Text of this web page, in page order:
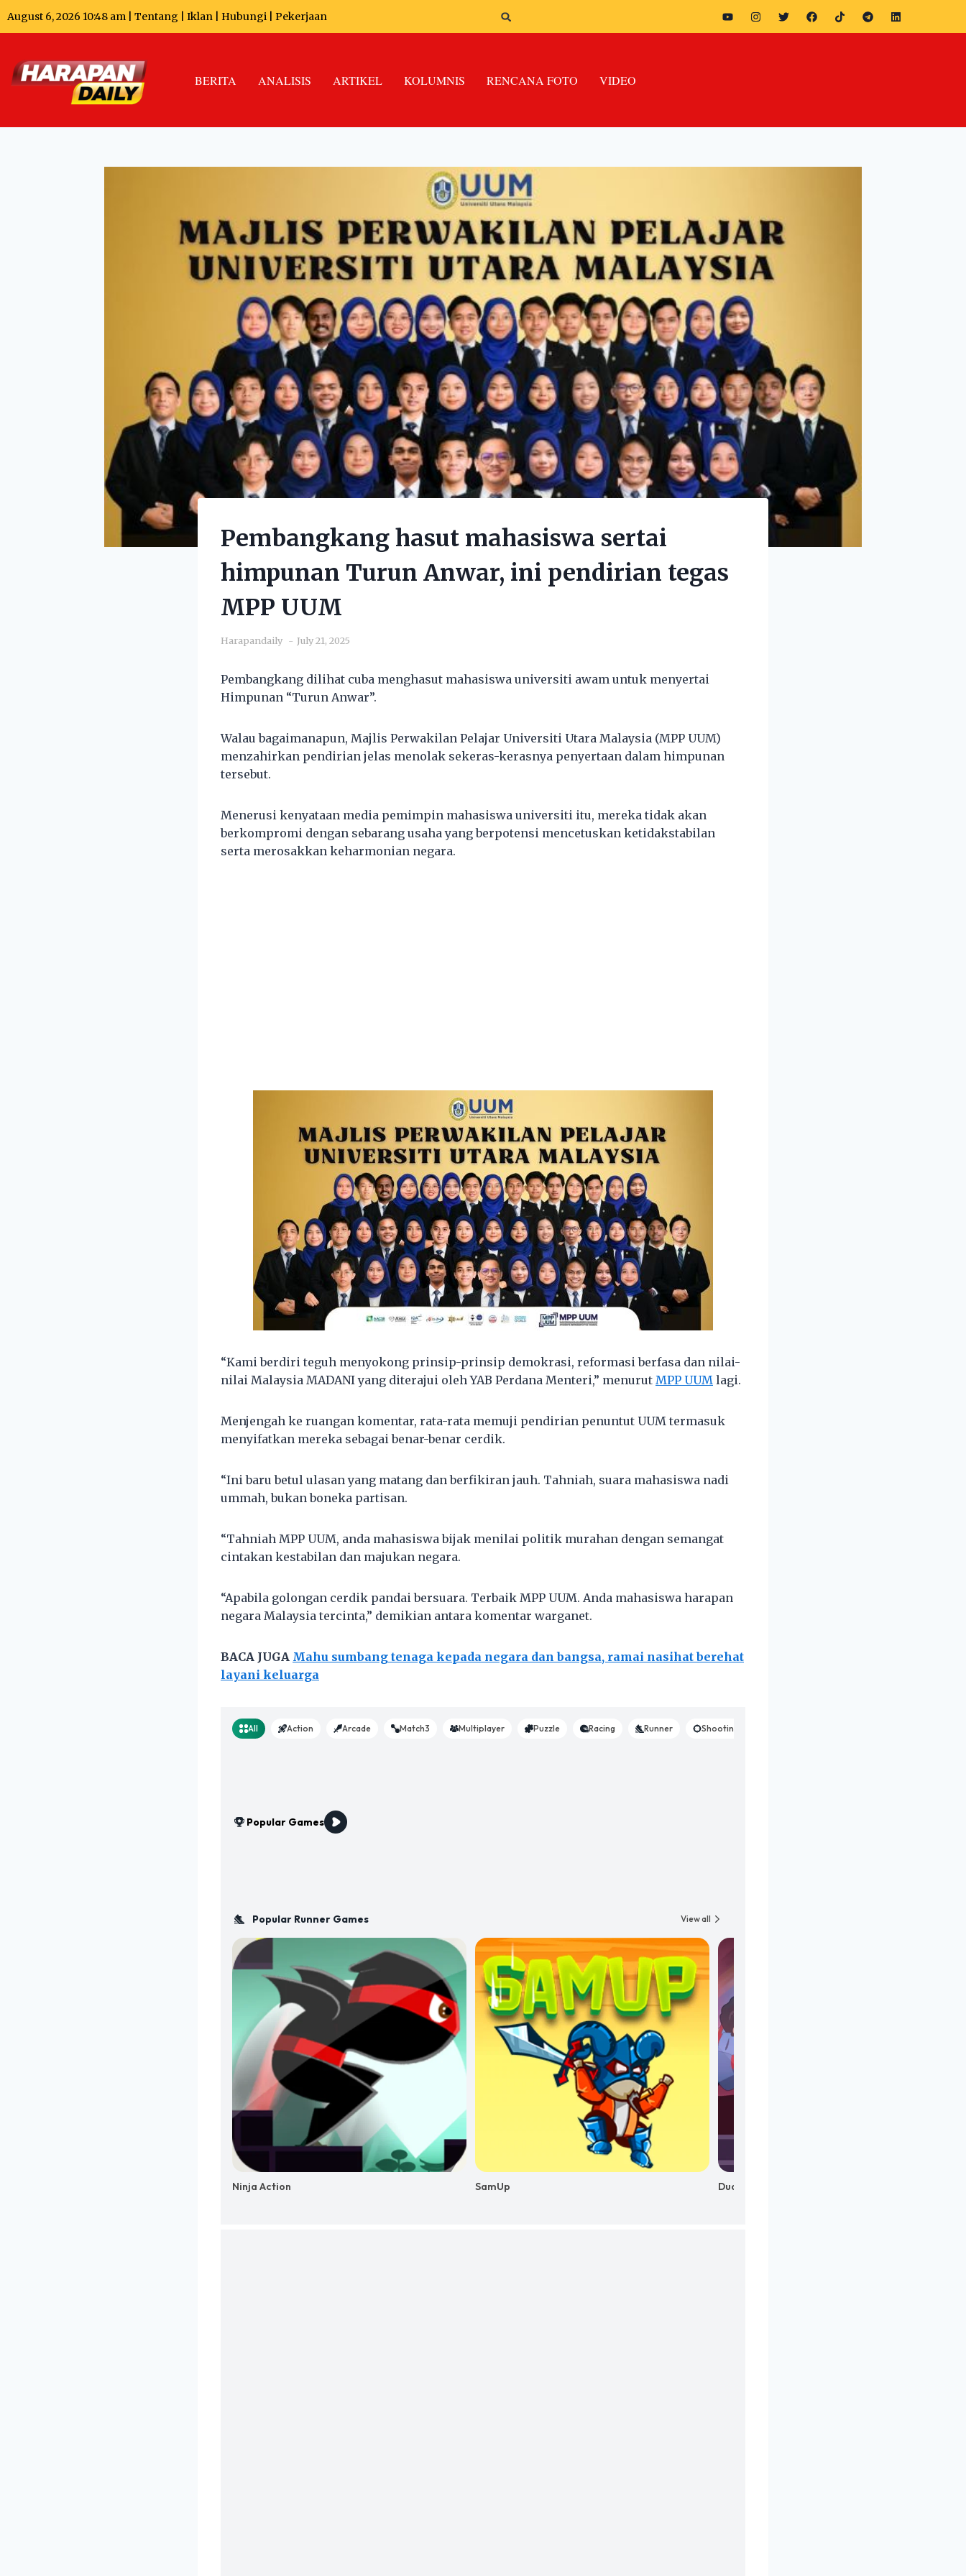
August 6, 2026 10:48 am | Tentang Iklan Hubungi Pekerjaan
BERITA ANALISIS ARTIKEL KOLUMNIS RENCANA FOTO VIDEO
Pembangkang hasut mahasiswa sertai
himpunan Turun Anwar, ini pendirian tegas
MPP UUM
Harapandaily July 21, 2025
Pembangkang dilihat cuba menghasut mahasiswa universiti awam untuk menyertai
Himpunan “Turun Anwar”.
Walau bagaimanapun, Majlis Perwakilan Pelajar Universiti Utara Malaysia (MPP UUM)
menzahirkan pendirian jelas menolak sekeras-kerasnya penyertaan dalam himpunan
tersebut.
Menerusi kenyataan media pemimpin mahasiswa universiti itu, mereka tidak akan
berkompromi dengan sebarang usaha yang berpotensi mencetuskan ketidakstabilan
serta merosakkan keharmonian negara.
“Kami berdiri teguh menyokong prinsip-prinsip demokrasi, reformasi berfasa dan nilai-
nilai Malaysia MADANI yang diterajui oleh YAB Perdana Menteri,” menurut MPP UUM lagi.
Menjengah ke ruangan komentar, rata-rata memuji pendirian penuntut UUM termasuk
menyifatkan mereka sebagai benar-benar cerdik.
“Ini baru betul ulasan yang matang dan berfikiran jauh. Tahniah, suara mahasiswa nadi
ummah, bukan boneka partisan.
“Tahniah MPP UUM, anda mahasiswa bijak menilai politik murahan dengan semangat
cintakan kestabilan dan majukan negara.
“Apabila golongan cerdik pandai bersuara. Terbaik MPP UUM. Anda mahasiswa harapan
negara Malaysia tercinta,” demikian antara komentar warganet.
BACA JUGA Mahu sumbang tenaga kepada negara dan bangsa, ramai nasihat berehat
layani keluarga